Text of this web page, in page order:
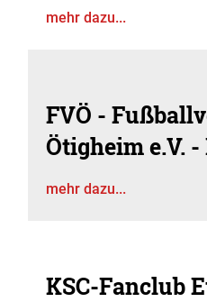
mehr dazu...
FVÖ -
Ötigheim e.V.
mehr dazu...
KSC-Fanclub